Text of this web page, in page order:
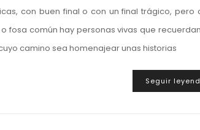
con buen final o con un final trágico,
fosa común hay personas vivas que
camino sea homenajear unas historias
Seguir